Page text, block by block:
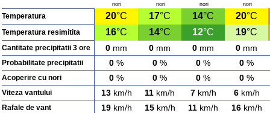
nori
nori
nori
nori
Temperatura 20°C 17°C 14°C 20°C
Temperatura resimitita 16°C 14°C 12°C 19°C
Cantitate precipitatii 3 ore 0 mm 0 mm 0 mm 0 mm
Probabilitate precipitatii 0 % 0 % 0 % 0 %
Acoperire cu nori 0 % 0 % 0 % 0 %
Viteza vantului 13km/h 11 km/h 7km/h 6km/h
Rafale de vant 19km/h 15km/h 11 km/h 16km/h